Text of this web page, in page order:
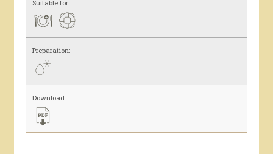
Suitable for:
Preparation:
Download: